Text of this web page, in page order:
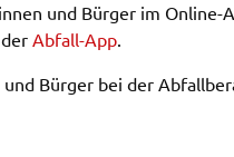
und Bürger im Online-
Abfall-App.
Bürger bei der